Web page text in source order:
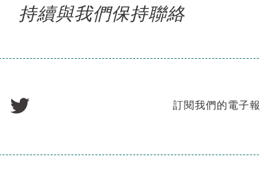
持續與我們保持聯絡
訂閱我們的電子報